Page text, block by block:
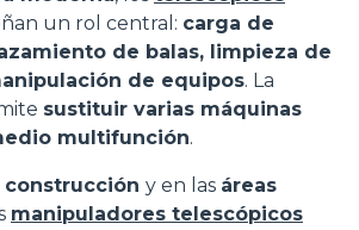
un rol central: carga de
de balas, limpieza de
de equipos. La
sustituir varias máquinas
multifunción.
construcción y en las áreas
manipuladores telescópicos